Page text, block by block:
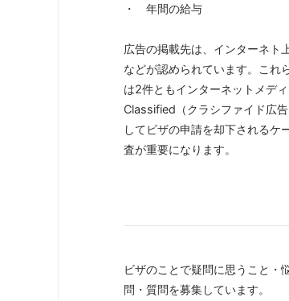
・ 年間の給与
広告の掲載先は、インターネ
などが認められています。これ
は2件ともインターネットメデ
Classified（クラシファイド広
してビザの申請を却下される
査が重要になります。
ビザのことで疑問に思うこと・
問・質問を募集しています。